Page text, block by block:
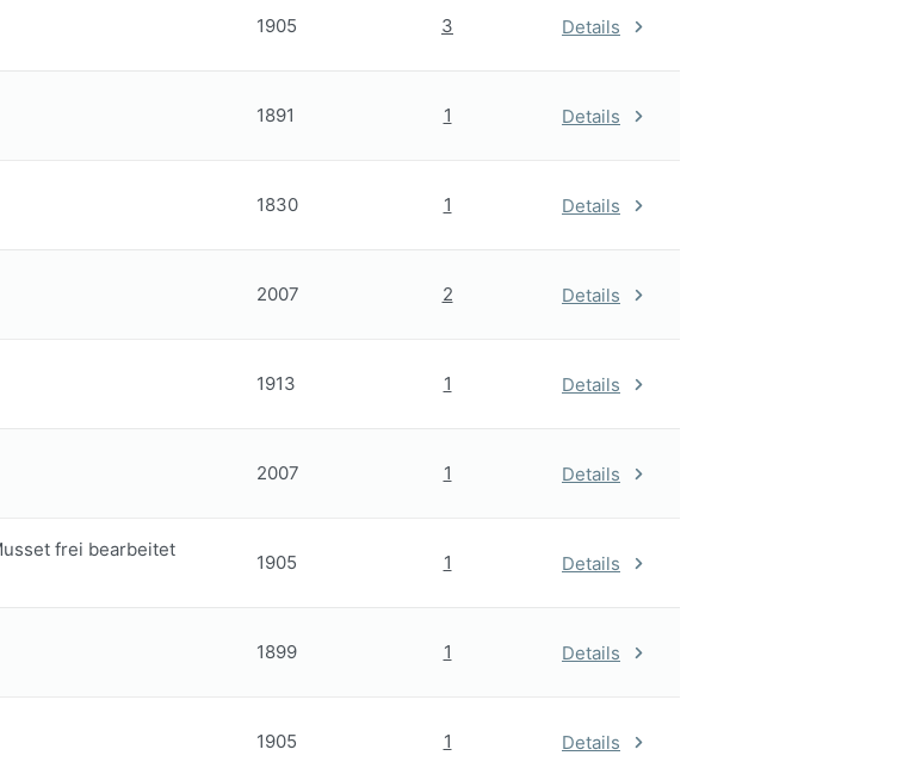
1905 3 Details
1891 1 Details
1830 1 Details
2007 2 Details
1913 1 Details
2007 1 Details
frei bearbeitet
1905 1 Details
1899 1 Details
1905 1 Details